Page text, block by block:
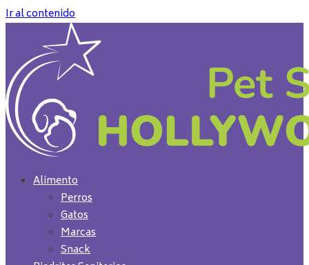
Ir al contenido
Alimento
Perros
Gatos
Marcas
Snack